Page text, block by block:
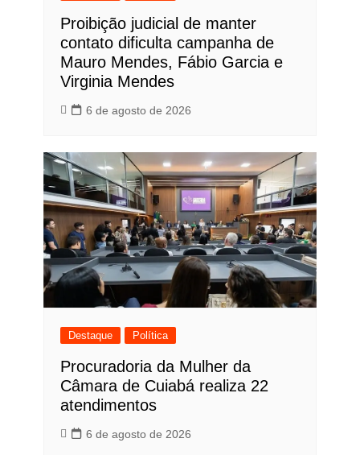
Proibição judicial de manter
contato dificulta campanha de
Mauro Mendes, Fábio Garcia e
Virginia Mendes
6 de agosto de 2026
Destaque Política
Procuradoria da Mulher da
Câmara de Cuiabá realiza 22
atendimentos
6 de agosto de 2026